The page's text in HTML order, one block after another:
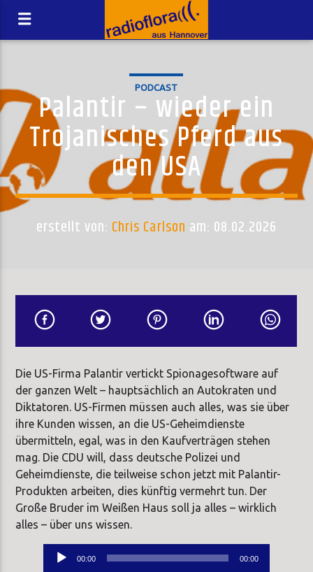
PODCAST
Palantir – wieder ein
Trojanisches Pferd aus
den USA
erstellt von: Chris Carlson am: 08.02.2026
Die US-Firma Palantir vertickt Spionagesoftware auf
der ganzen Welt – hauptsächlich an Autokraten und
Diktatoren. US-Firmen müssen auch alles, was sie über
ihre Kunden wissen, an die US-Geheimdienste
übermitteln, egal, was in den Kaufverträgen stehen
mag. Die CDU will, dass deutsche Polizei und
Geheimdienste, die teilweise schon jetzt mit Palantir-
Produkten arbeiten, dies künftig vermehrt tun. Der
Große Bruder im Weißen Haus soll ja alles – wirklich
alles – über uns wissen.
Audio-
00:00 00:00